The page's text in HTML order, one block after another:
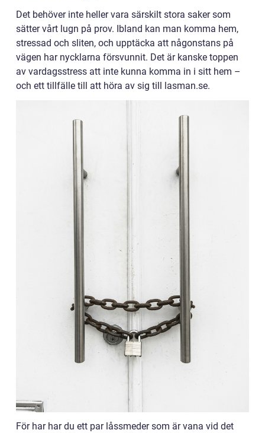
Det behöver inte heller vara särskilt stora saker som
sätter vårt lugn på prov. Ibland kan man komma hem,
stressad och sliten, och upptäcka att någonstans på
vägen har nycklarna försvunnit. Det är kanske toppen
av vardagsstress att inte kunna komma in i sitt hem –
och ett tillfälle till att höra av sig till lasman.se.
För har har du ett par låssmeder som är vana vid det